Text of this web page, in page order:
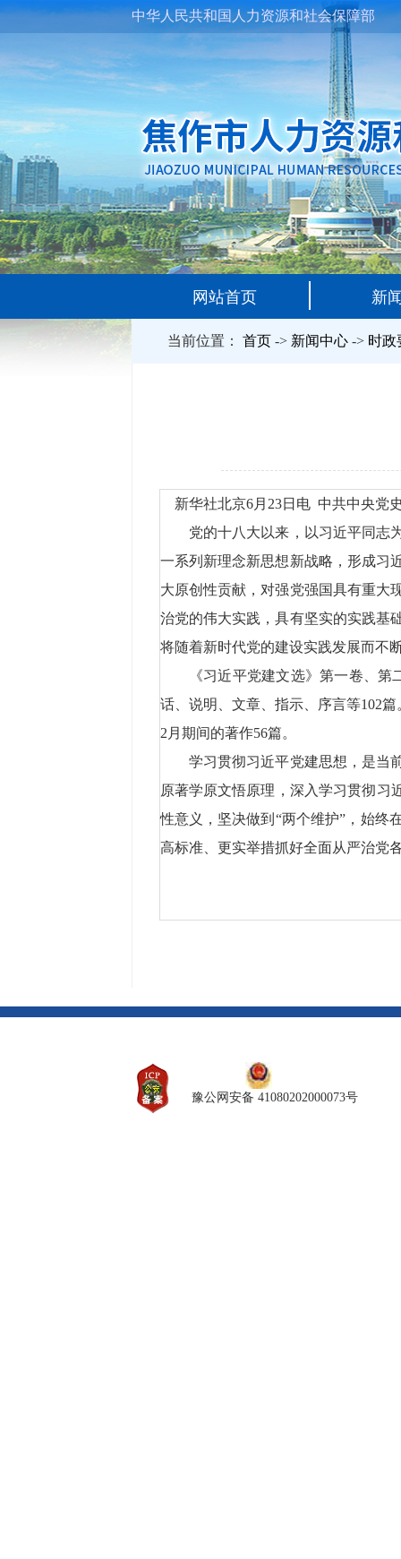
中华人民共和国人力资源和社会保障部
网站首页 新
当前位置： 首页-> 新闻中心-> 时政
新华社北京6月23日电 中共中央党
党的十八大以来，以习近平同志为
一系列新理念新思想新战略，形成习
大原创性贡献，对强党强国具有重大
治党的伟大实践，具有坚实的实践基
将随着新时代党的建设实践发展而不
《习近平党建文选》第一卷、第二
话、说明、文章、指示、序言等102
2月期间的著作56篇。
学习贯彻习近平党建思想，是当前
原著学原文悟原理，深入学习贯彻习
性意义，坚决做到“两个维护”，始终
高标准、更实举措抓好全面从严治党
豫公网安备 41080202000073号